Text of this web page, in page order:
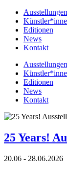
Ausstellungen
Editionen
News
Kontakt
Ausstellungen
Editionen
News
Kontakt
25 Years!
20.06 - 28.06.2026